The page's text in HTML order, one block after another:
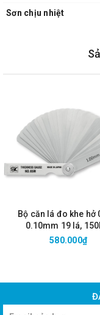
Sơn chịu nhiệt
Bộ căn lá đo khe hở
0.10mm 19 lá,
580.000₫